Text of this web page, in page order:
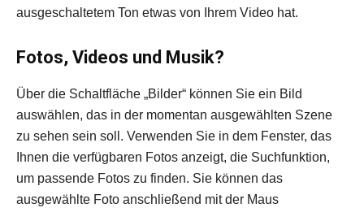
ausgeschaltetem Ton etwas von Ihrem Video hat.
Fotos, Videos und Musik?
Über die Schaltfläche „Bilder“ können Sie ein Bild
auswählen, das in der momentan ausgewählten Szene
zu sehen sein soll. Verwenden Sie in dem Fenster, das
Ihnen die verfügbaren Fotos anzeigt, die Suchfunktion,
um passende Fotos zu finden. Sie können das
ausgewählte Foto anschließend mit der Maus